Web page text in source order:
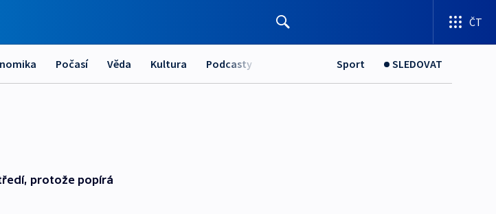
ČT
Počasí Věda Kultura Podcasty Sport SLEDOVAT
protože popírá